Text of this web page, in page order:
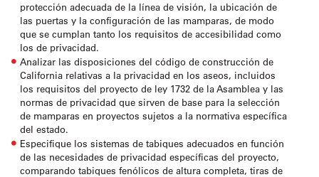
protección adecuada de la línea de visión, la ubicación de
las puertas y la configuración de las mamparas, de modo
que se cumplan tanto los requisitos de accesibilidad como
los de privacidad.
Analizar las disposiciones del código de construcción de
California relativas a la privacidad en los aseos, incluidos
los requisitos del proyecto de ley 1732 de la Asamblea y las
normas de privacidad que sirven de base para la selección
de mamparas en proyectos sujetos a la normativa específica
del estado.
Especifique los sistemas de tabiques adecuados en función
de las necesidades de privacidad específicas del proyecto,
comparando tabiques fenólicos de altura completa, tiras de